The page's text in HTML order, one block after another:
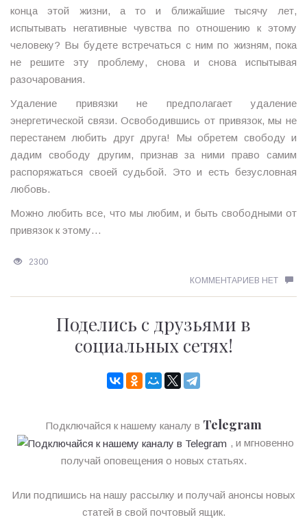
конца этой жизни, а то и ближайшие тысячу лет,
испытывать негативные чувства по отношению к этому
человеку? Вы будете встречаться с ним по жизням, пока
не решите эту проблему, снова и снова испытывая
разочарования.
Удаление привязки не предполагает удаление
энергетической связи. Освободившись от привязок, мы не
перестанем любить друг друга! Мы обретем свободу и
дадим свободу другим, признав за ними право самим
распоряжаться своей судьбой. Это и есть безусловная
любовь.
Можно любить все, что мы любим, и быть свободными от
привязок к этому…
2300
КОММЕНТАРИЕВ НЕТ
Поделись с друзьями в
социальных сетях!
Подключайся к нашему каналу в Telegram
, и мгновенно
получай оповещения о новых статьях.
Или подпишись на нашу рассылку и получай анонсы новых
статей в свой почтовый ящик.